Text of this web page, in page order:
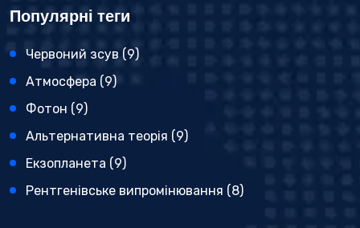
Популярні теги
Червоний зсув (9)
Атмосфера (9)
Фотон (9)
Альтернативна теорія (9)
Екзопланета (9)
Рентгенівське випромінювання (8)